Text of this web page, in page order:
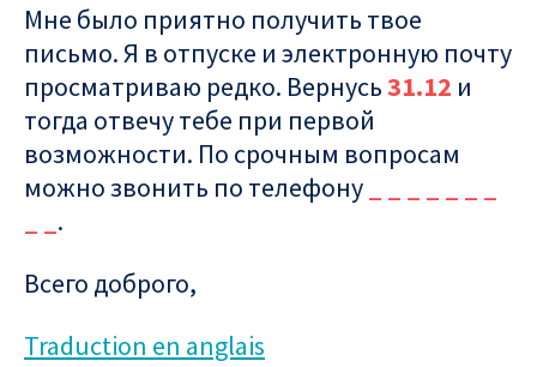
Мне было приятно получить твое
письмо. Я в отпуске и электронную почту
просматриваю редко. Вернусь31.12 и
тогда отвечу тебе при первой
возможности. По срочным вопросам
можно звонить по телефону
.
Всего доброго,
Traduction en anglais